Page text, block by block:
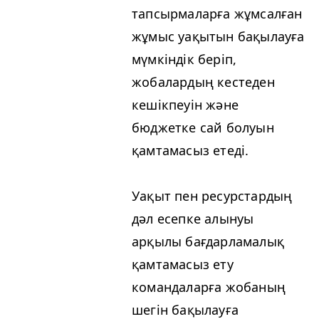
тапсырмаларға жұмсалған
жұмыс уақытын бақылауға
мүмкіндік беріп,
жобалардың кестеден
кешікпеуін және
бюджетке сай болуын
қамтамасыз етеді.
Уақыт пен ресурстардың
дәл есепке алынуы
арқылы бағдарламалық
қамтамасыз ету
командаларға жобаның
шегін бақылауға